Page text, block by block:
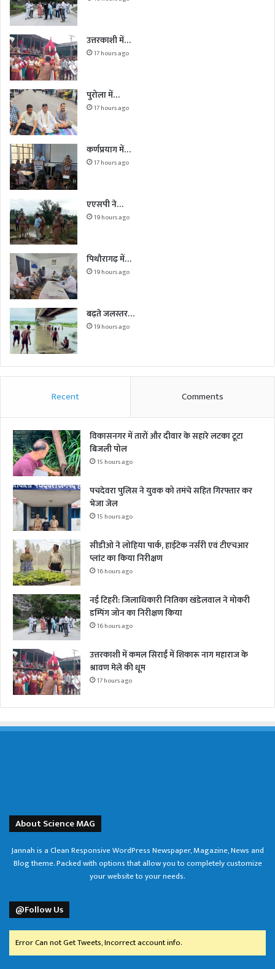
उत्तरकाशी में…
17 hours ago
पुरोला में…
17 hours ago
कर्णप्रयाग में…
17 hours ago
एएसपी ने…
19 hours ago
पिथौरागढ़ में…
19 hours ago
बढ़ते जलस्तर…
19 hours ago
Recent Comments
विकासनगर में तारों और दीवार के सहारे लटका टूटा
बिजली पोल
15 hours ago
पचदेवरा पुलिस ने युवक को तमंचे सहित गिरफ्तार कर
भेजा जेल
15 hours ago
सीडीओ ने लोहिया पार्क, हाईटेक नर्सरी एवं टीएचआर
प्लांट का किया निरीक्षण
16 hours ago
नई टिहरी: जिलाधिकारी नितिका खंडेलवाल ने मोकरी
डम्पिंग जोन का निरीक्षण किया
16 hours ago
उत्तरकाशी में कमल सिराईं में शिकारू नाग महाराज के
श्रावण मेले की धूम
17 hours ago
About Science MAG
Jannah is a Clean Responsive WordPress Newspaper, Magazine, News and
Blog theme. Packed with options that allow you to completely customize
your website to your needs.
@Follow Us
Error Can not Get Tweets, Incorrect account info.